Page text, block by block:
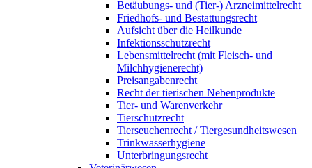
Betäubungs- und (Tier-) Arzneimittelrecht
Friedhofs- und Bestattungsrecht
Aufsicht über die Heilkunde
Infektionsschutzrecht
Lebensmittelrecht (mit Fleisch- und
Milchhygienerecht)
Preisangabenrecht
Recht der tierischen Nebenprodukte
Tier- und Warenverkehr
Tierschutzrecht
Tierseuchenrecht / Tiergesundheitswesen
Trinkwasserhygiene
Unterbringungsrecht